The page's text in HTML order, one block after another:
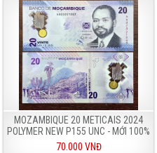
MOZAMBIQUE 20 METICAIS 2024
POLYMER NEW P155 UNC - MỚI 100%
70.000 VNĐ